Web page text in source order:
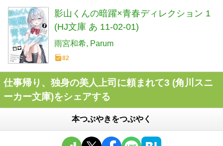
影山くんの暗躍×青春ディレクション 1
(HJ文庫 あ 11-02-01)
雨宮和希 Parum
82
仕事帰り、独身の美人上司に頼まれて3 (角川スニ
ーカー文庫)をシェアする
本つぶやきをつぶやく